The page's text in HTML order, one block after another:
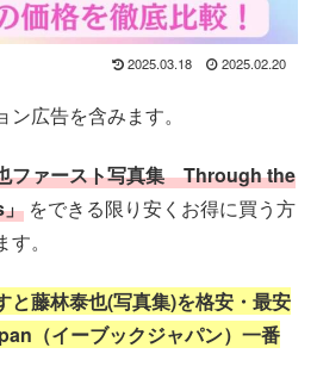
2025.03.18 2025.02.20
広告を含みます。
ファースト写真集 Through the
をできる限り安くお得に買う方
。
と藤林泰也(写真集)を格安・最安
（イーブックジャパン）一番